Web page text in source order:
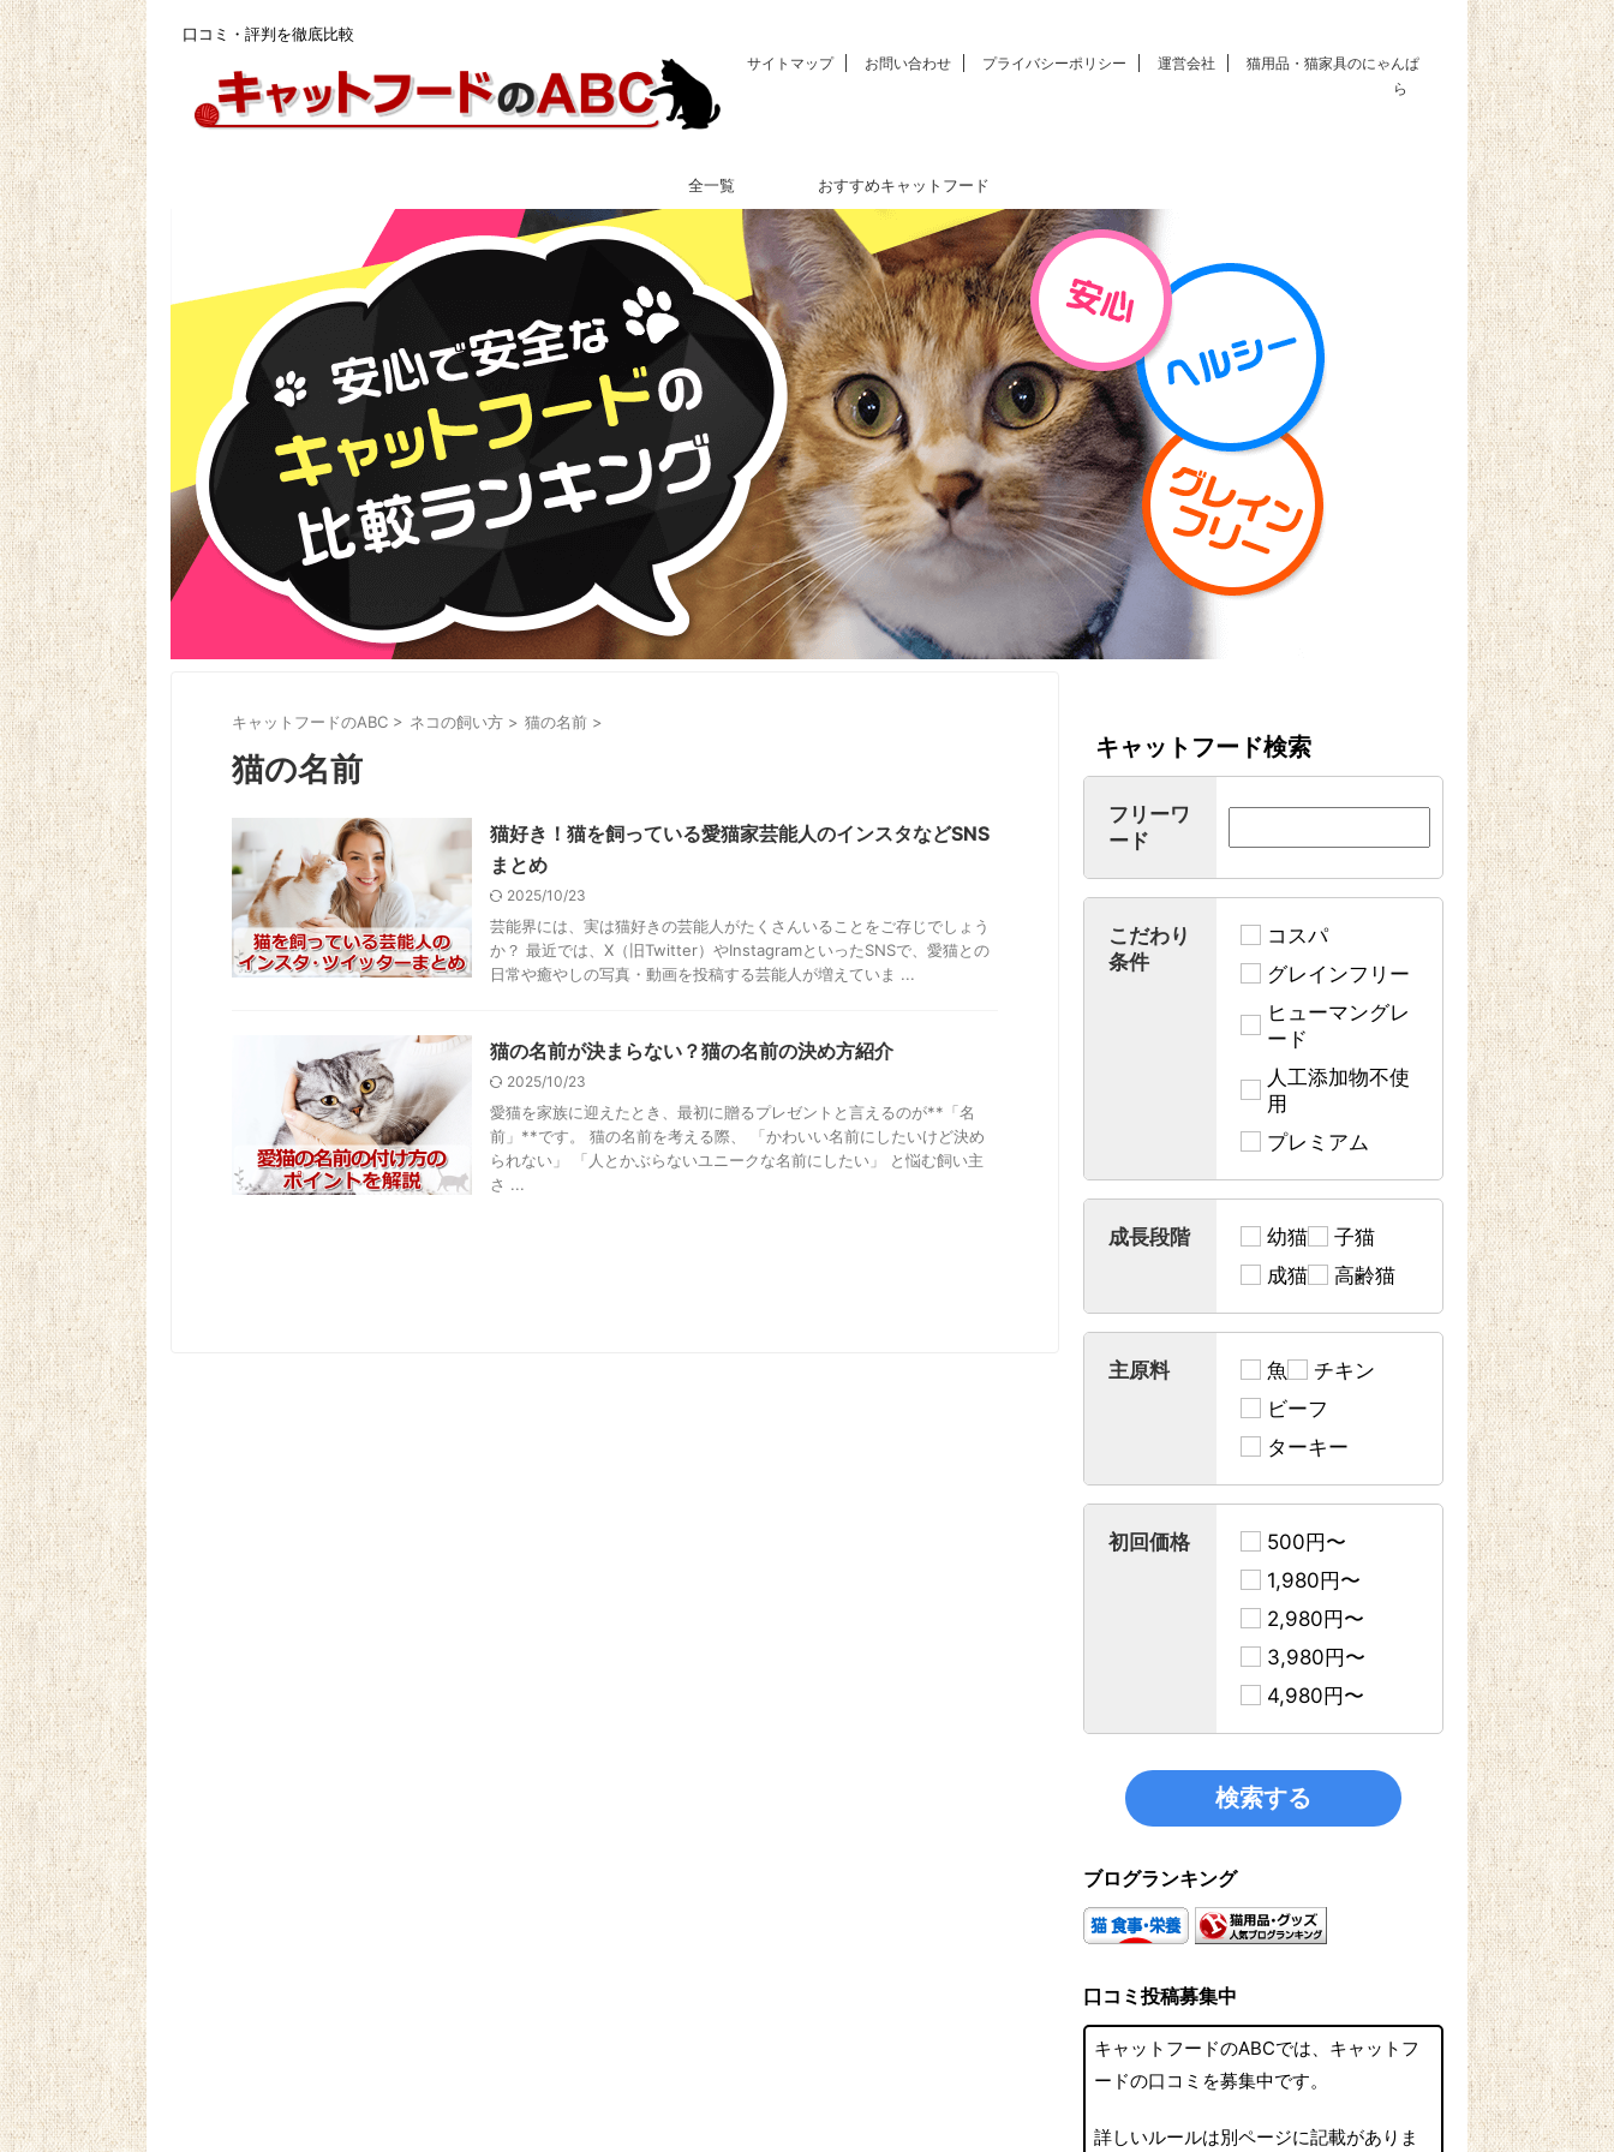
口コミ・評判を徹底比較
サイトマップ お問い合わせ プライバシーポリシー 運営会社
猫用品・猫家具のにゃんぱ
ら
全一覧 おすすめキャットフード
キャットフードのABC > ネコの飼い方 > 猫の名前 >
猫の名前
猫好き！猫を飼っている愛猫家芸能人のインスタなどSNS
まとめ
2025/10/23
芸能界には、実は猫好きの芸能人がたくさんいることをご存じでしょう
か？ 最近では、X（旧Twitter）やInstagramといったSNSで、愛猫との
日常や癒やしの写真・動画を投稿する芸能人が増えていま ...
猫の名前が決まらない？猫の名前の決め方紹介
2025/10/23
愛猫を家族に迎えたとき、最初に贈るプレゼントと言えるのが**「名
前」**です。 猫の名前を考える際、 「かわいい名前にしたいけど決め
られない」 「人とかぶらないユニークな名前にしたい」 と悩む飼い主
さ ...
キャットフード検索
フリーワ
ード
こだわり
条件
コスパ
グレインフリー
ヒューマングレ
ード
人工添加物不使
用
プレミアム
成長段階 幼猫
子猫
成猫
高齢猫
主原料 魚
チキン
ビーフ
ターキー
初回価格
500円〜
1,980円〜
2,980円〜
3,980円〜
4,980円〜
ブログランキング
口コミ投稿募集中
キャットフードのABCでは、キャットフ
ードの口コミを募集中です。
詳しいルールは別ページに記載がありま